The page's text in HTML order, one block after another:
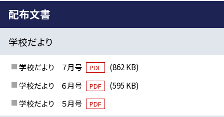
配布文書
学校だより
学校だより ７月号 PDF
(862 KB)
学校だより ６月号
PDF
(595 KB)
学校だより ５月号
PDF